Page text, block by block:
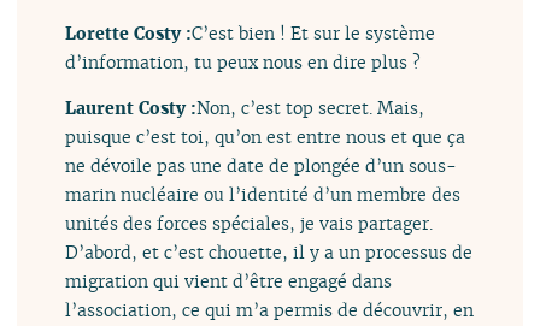
Lorette Costy :C’est bien ! Et sur le système
d’information, tu peux nous en dire plus ?
Laurent Costy :Non, c’est top secret. Mais,
puisque c’est toi, qu’on est entre nous et que ça
ne dévoile pas une date de plongée d’un sous-
marin nucléaire ou l’identité d’un membre des
unités des forces spéciales, je vais partager.
D’abord, et c’est chouette, il y a un processus de
migration qui vient d’être engagé dans
l’association, ce qui m’a permis de découvrir, en